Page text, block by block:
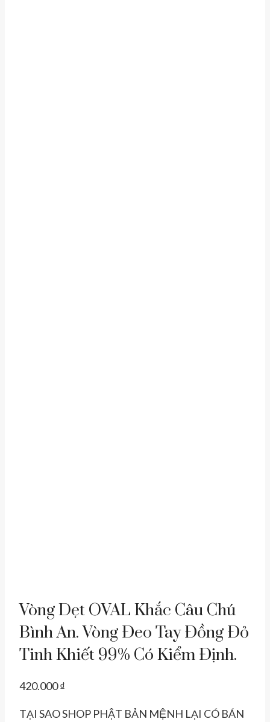
Vòng Dẹt OVAL Khắc Câu Chú
Bình An. Vòng Đeo Tay Đồng Đỏ
Tinh Khiết 99% Có Kiểm Định.
420.000₫
TẠI SAO SHOP PHẬT BẢN MỆNH LẠI CÓ BÁN